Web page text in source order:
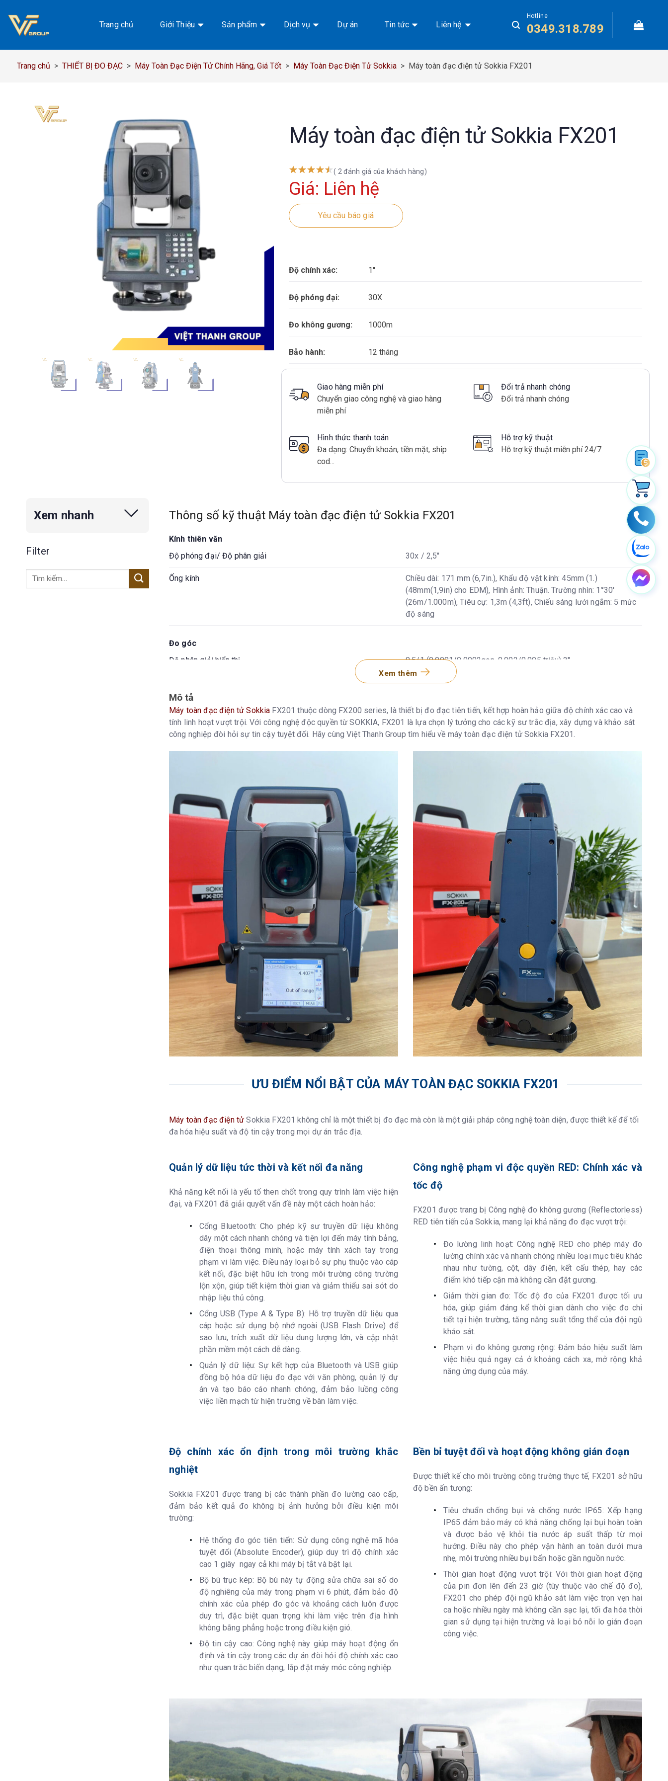
đến
Trang chủ Giới Thiệu Sản phẩm Dịch vụ Dự án Tin tức Liên hệ
Hotline
0349.318.789
Trang chủ > THIẾT BỊ ĐO ĐẠC > Máy Toàn Đạc Điện Tử Chính Hãng, Giá Tốt > Máy Toàn Đạc Điện Tử Sokkia > Máy toàn đạc điện tử Sokkia FX201
Máy toàn đạc điện tử Sokkia FX201
( 2 đánh giá của khách hàng)
Giá: Liên hệ
Yêu cầu báo giá
Độ chính xác: 1''
Độ phóng đại: 30X
Đo không gương: 1000m
Bảo hành: 12 tháng
Giao hàng miễn phí
Chuyển giao công nghệ và giao hàng
miễn phí
Đổi trả nhanh chóng
Đổi trả nhanh chóng
Hình thức thanh toán
Đa dạng: Chuyển khoản, tiền mặt, ship
cod...
Hỗ trợ kỹ thuật
Hỗ trợ kỹ thuật miễn phí 24/7
Xem nhanh
Filter
Tìm
Thông số kỹ thuật Máy toàn đạc điện tử Sokkia FX201
Kính thiên văn
Độ phóng đại/ Độ phân giải
30x / 2,5"
Ống kính
Chiều dài: 171 mm (6,7in.), Khẩu độ vật kính: 45mm (1.)
(48mm(1,9in) cho EDM), Hình ảnh: Thuận. Trường nhìn: 1°30'
(26m/1.000m), Tiêu cự: 1,3m (4,3ft), Chiếu sáng lưới ngắm: 5 mức
độ sáng
Đo góc
Độ phân giải hiển thị
0,5/1 (0,0001/0,0002gon, 0,002/0,005 triệu) 2"
1’’
Cảm biến bù nghiêng
Cảm biến nghiêng chất lỏng trục kép, phạm vi hoạt động: ±6'
(11imgon)/Có sẵn bù va chạm
Bù chuẩn trực Bật/Tắt (có thể lựa chọn)
Không gương: Loại 3R Có gương/tấm: Loại 1
Phạm vi đo (trong điều kiện trung bình*²) Đo không gương* Gương
giấy/ tấm phản xạ Gương Mini Gương đơn
0,3 đến 800m (2.620ft.) / Trong điều kiện tốt*6 : 1.000m (3.280ft.)
RS90N-K: 1.3 ～ 500m、 RS50N-K: 1.3 ～ 300m 、 RS10N-K: 1.3
～ 100m 1.3 to 500m (1,640ft.) 1.3 to 5,000m (4.3 to 16,400ft.) /
Under good conditions *6: 1.3 to 6,000m (19,680ft.)
Độ phân giải màn hình Đo chính xác nhanh Theo dõi/ đo lường
0,0001m(0,001ft. / 1/16in.) / 0,001m (0,005ft. / 1/8in.) (có thể lựa
chọn) 0,001m (0,005ft. / 1/8in.) / 0,01m (0,1ft. / 1/2in.) (có thể lựa
chọn)
Độ chính xác*2 (ISO 17123-4:2001) Không gương Gương giấy/ tấm
phản xạ Gương đơn
(2 + 2ppm x D) mm (2 + 2ppm x D) mm (1.5 + 2ppm x D) mm
Chế độ chính xác 0,9 giây (1,5 giây đầu), Chế độ đo Nhanh: 0,6 giây
(1,3 giây đầu), Chế độ đo đuổi: 0,4 giây (1,3 giây đầu)
Quản lý hệ điều hành và giao diện dữ liệu
Hệ điều hành
Windows Embedded Compact7
Màn hình/bàn phím
Màn hình LCD màu TFT QVGA truyền qua 3,5 inch với đèn nền
LED,Màn hình cảm ứng, Điều khiển độ sáng tự động / 29 phím có
đèn nền
Lưu trữ dữ liệu Bộ nhớ trong Thiết bị bộ nhớ cắm
Bộ nhớ trong 1GB (bao gồm bộ nhớ cho file chương trình) Bộ nhớ
Modem Bluetooth (Tùy Chọn) Bluetooth Class 1, Phạm vi hoạt động: lên tới 10m
Tổng quan
Đèn dẫn hướng
Đèn LED xanh lục (524nm) và đèn LED đỏ (626nm) Phạm vi hoạt
Con trỏ laser Laser đỏ đồng trục sử dụng chùm tia EDM
Chức năng lịch/đồng hồ
Cân bằng Điện tử Bọt thủy tròn 6'(vòng trong) 10' / 2mm
Dọi tâm quang học Độ phóng đại: 3x, Tiêu điểm tối thiểu: 0,3 m (11,8 inch) từ đế máy
Bộ dọi laser
Laser đỏ (635nm±10nm), Độ chính xác chùm tia: <=1.0mm@1.3m,
Laser Class 2
Chống bụi,nước/ Nhiệt độ hoạt động
Chiều cao dụng cụ 192,5 mm từ bề mặt lắp đế máy236mm +5/-3mm từ đế máy
Trọng lượng có pin & tribrach
Pin cung cấp năng lượng
Loại pin
Pin sạc Li-ion
Thời gian hoạt động (20 độ C) Xấp xỉ. 20 giờ (đo khoảng cách 30 giây một lần)
Xem thêm
Mô tả
Máy toàn đạc điện tử Sokkia FX201 thuộc dòng FX200 series, là thiết bị đo đạc tiên tiến, kết hợp hoàn hảo giữa độ chính xác cao và
tính linh hoạt vượt trội. Với công nghệ độc quyền từ SOKKIA, FX201 là lựa chọn lý tưởng cho các kỹ sư trắc địa, xây dựng và khảo sát
công nghiệp đòi hỏi sự tin cậy tuyệt đối. Hãy cùng Việt Thanh Group tìm hiểu về máy toàn đạc điện tử Sokkia FX201.
ƯU ĐIỂM NỔI BẬT CỦA MÁY TOÀN ĐẠC SOKKIA FX201
Máy toàn đạc điện tử Sokkia FX201 không chỉ là một thiết bị đo đạc mà còn là một giải pháp công nghệ toàn diện, được thiết kế để tối
đa hóa hiệu suất và độ tin cậy trong mọi dự án trắc địa.
Quản lý dữ liệu tức thời và kết nối đa năng
Khả năng kết nối là yếu tố then chốt trong quy trình làm việc hiện
đại, và FX201 đã giải quyết vấn đề này một cách hoàn hảo:
Cổng Bluetooth: Cho phép kỹ sư truyền dữ liệu không
dây một cách nhanh chóng và tiện lợi đến máy tính bảng,
điện thoại thông minh, hoặc máy tính xách tay trong
phạm vi làm việc. Điều này loại bỏ sự phụ thuộc vào cáp
kết nối, đặc biệt hữu ích trong môi trường công trường
lộn xộn, giúp tiết kiệm thời gian và giảm thiểu sai sót do
nhập liệu thủ công.
Cổng USB (Type A & Type B): Hỗ trợ truyền dữ liệu qua
cáp hoặc sử dụng bộ nhớ ngoài (USB Flash Drive) để
sao lưu, trích xuất dữ liệu dung lượng lớn, và cập nhật
phần mềm một cách dễ dàng.
Quản lý dữ liệu: Sự kết hợp của Bluetooth và USB giúp
đồng bộ hóa dữ liệu đo đạc với văn phòng, quản lý dự
án và tạo báo cáo nhanh chóng, đảm bảo luồng công
việc liền mạch từ hiện trường về bàn làm việc.
Công nghệ phạm vi độc quyền RED: Chính xác và
tốc độ
FX201 được trang bị Công nghệ đo không gương (Reflectorless)
RED tiên tiến của Sokkia, mang lại khả năng đo đạc vượt trội:
Đo lường linh hoạt: Công nghệ RED cho phép máy đo
lường chính xác và nhanh chóng nhiều loại mục tiêu khác
nhau như tường, cột, dây điện, kết cấu thép, hay các
điểm khó tiếp cận mà không cần đặt gương.
Giảm thời gian đo: Tốc độ đo của FX201 được tối ưu
hóa, giúp giảm đáng kể thời gian dành cho việc đo chi
tiết tại hiện trường, tăng năng suất tổng thể của đội ngũ
khảo sát.
Phạm vi đo không gương rộng: Đảm bảo hiệu suất làm
việc hiệu quả ngay cả ở khoảng cách xa, mở rộng khả
năng ứng dụng của máy.
Độ chính xác ổn định trong môi trường khắc
nghiệt
Sokkia FX201 được trang bị các thành phần đo lường cao cấp,
đảm bảo kết quả đo không bị ảnh hưởng bởi điều kiện môi
trường:
Hệ thống đo góc tiên tiến: Sử dụng công nghệ mã hóa
tuyệt đối (Absolute Encoder), giúp duy trì độ chính xác
cao 1 giây ngay cả khi máy bị tắt và bật lại.
Bộ bù trục kép: Bộ bù này tự động sửa chữa sai số do
độ nghiêng của máy trong phạm vi 6 phút, đảm bảo độ
chính xác của phép đo góc và khoảng cách luôn được
duy trì, đặc biệt quan trọng khi làm việc trên địa hình
không bằng phẳng hoặc trong điều kiện gió.
Độ tin cậy cao: Công nghệ này giúp máy hoạt động ổn
định và tin cậy trong các dự án đòi hỏi độ chính xác cao
như quan trắc biến dạng, lắp đặt máy móc công nghiệp.
Bền bỉ tuyệt đối và hoạt động không gián đoạn
Được thiết kế cho môi trường công trường thực tế, FX201 sở hữu
độ bền ấn tượng:
Tiêu chuẩn chống bụi và chống nước IP65: Xếp hạng
IP65 đảm bảo máy có khả năng chống lại bụi hoàn toàn
và được bảo vệ khỏi tia nước áp suất thấp từ mọi
hướng. Điều này cho phép vận hành an toàn dưới mưa
nhẹ, môi trường nhiều bụi bẩn hoặc gần nguồn nước.
Thời gian hoạt động vượt trội: Với thời gian hoạt động
của pin đơn lên đến 23 giờ (tùy thuộc vào chế độ đo),
FX201 cho phép đội ngũ khảo sát làm việc trọn vẹn hai
ca hoặc nhiều ngày mà không cần sạc lại, tối đa hóa thời
gian sử dụng tại hiện trường và loại bỏ nỗi lo gián đoạn
công việc.